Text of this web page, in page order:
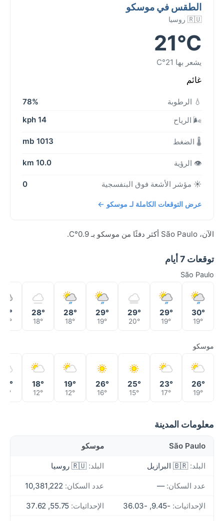
الطقس في موسكو
🇷🇺 روسيا
21°C
يشعر بها 21°C
غائم
💧 الرطوبة
78%
🌬️ الرياح
14 kph
🌡️ الضغط 1013 mb
👁️ الرؤية 10.0 km
☀️ مؤشر الأشعة فوق البنفسجية 0
عرض التوقعات الكاملة لـ موسكو ←
الآن، São Paulo أكثر دفئًا من موسكو بـ 0.9°C.
توقعات 7 أيام
São Paulo
30°
19°
29°
19°
29°
20°
29°
19°
28°
18°
28°
18°
27°
20°
موسكو
26°
19°
23°
17°
25°
15°
26°
16°
19°
12°
18°
12°
12°
معلومات المدينة
São Paulo موسكو
البلد: 🇧🇷 البرازيل البلد: 🇷🇺 روسيا
عدد السكان: — عدد السكان:
الإحداثيات: -9.45, -36.03 الإحداثيات: